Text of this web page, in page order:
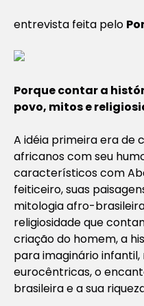
entrevista feita pelo
Porque contar a
povo, mitos e
A idéia primeira era de
africanos com seu
característicos com
feiticeiro, suas
mitologia afro-
religiosidade que
criação do homem, a
para imaginário
eurocêntricas, o
brasileira e a sua